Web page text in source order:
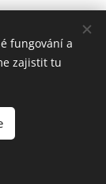
fungování a
zajistit tu